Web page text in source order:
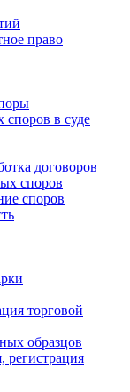
право
споров в суде
договоров
споров
споров
торговой
образцов
регистрация